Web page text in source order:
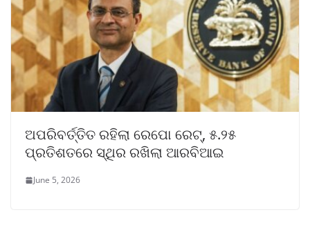
ଅପରିବର୍ତ୍ତିତ ରହିଲା ରେପୋ ରେଟ୍, ୫.୨୫
ପ୍ରତିଶତରେ ସ୍ଥିର ରଖିଲା ଆରବିଆଇ
June 5, 2026